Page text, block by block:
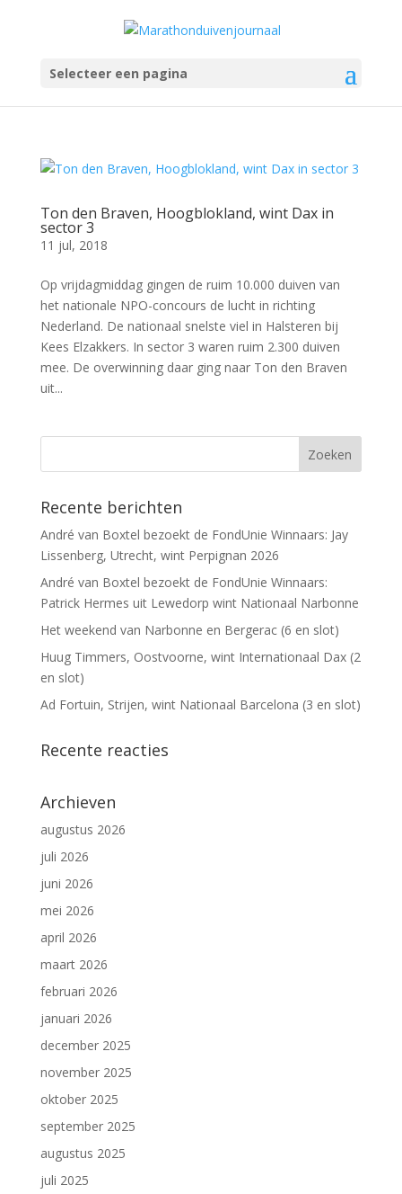
Selecteer een pagina
Ton den Braven, Hoogblokland, wint Dax in
sector 3
11 jul, 2018
Op vrijdagmiddag gingen de ruim 10.000 duiven van
het nationale NPO-concours de lucht in richting
Nederland. De nationaal snelste viel in Halsteren bij
Kees Elzakkers. In sector 3 waren ruim 2.300 duiven
mee. De overwinning daar ging naar Ton den Braven
uit...
Recente berichten
André van Boxtel bezoekt de FondUnie Winnaars: Jay
Lissenberg, Utrecht, wint Perpignan 2026
André van Boxtel bezoekt de FondUnie Winnaars:
Patrick Hermes uit Lewedorp wint Nationaal Narbonne
Het weekend van Narbonne en Bergerac (6 en slot)
Huug Timmers, Oostvoorne, wint Internationaal Dax (2
en slot)
Ad Fortuin, Strijen, wint Nationaal Barcelona (3 en slot)
Recente reacties
Archieven
augustus 2026
juli 2026
juni 2026
mei 2026
april 2026
maart 2026
februari 2026
januari 2026
december 2025
november 2025
oktober 2025
september 2025
augustus 2025
juli 2025